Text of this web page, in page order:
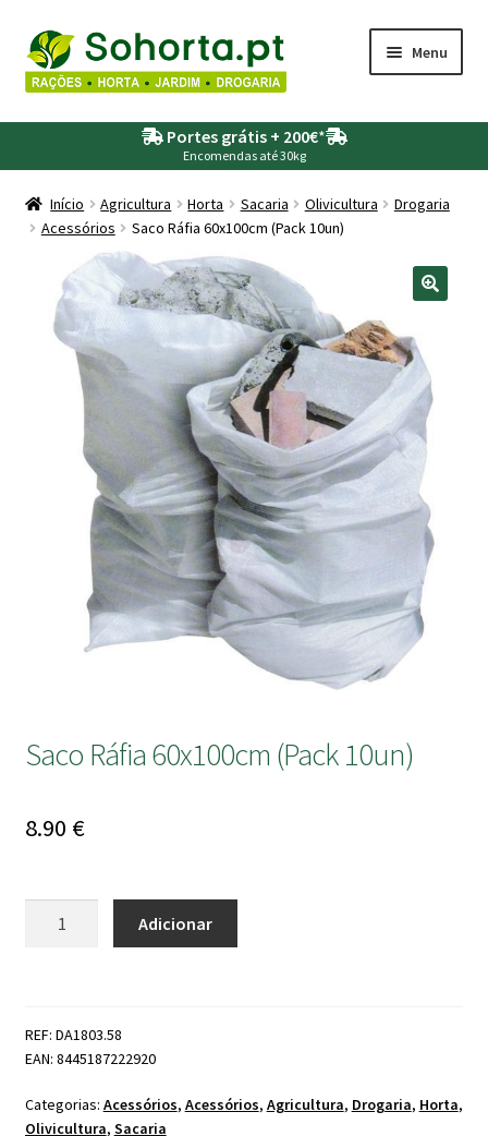
Ir
para
a
navegação
Saltar
para
o
conteúdo
Menu
Agricultura
Drogaria
Depósitos – Fossas
Jardim
Piscinas
Rega
Portes grátis + 200€*
Encomendas até 30kg
Início Agricultura Horta Sacaria Olivicultura
Drogaria
Acessórios
Saco Ráfia 60x100cm (Pack 10un)
Saco Ráfia 60x100cm (Pack 10un)
8.90 €
(Pack
Adicionar
REF: DA1803.58
EAN: 8445187222920
Categorias: Acessórios, Acessórios, Agricultura, Drogaria, Horta,
Olivicultura, Sacaria